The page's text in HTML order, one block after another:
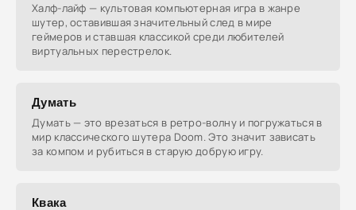
Халф-лайф — культовая компьютерная игра в жанре
шутер, оставившая значительный след в мире
геймеров и ставшая классикой среди любителей
виртуальных перестрелок.
Думать
Думать — это врезаться в ретро-волну и погружаться в
мир классического шутера Doom. Это значит зависать
за компом и рубиться в старую добрую игру.
Квака